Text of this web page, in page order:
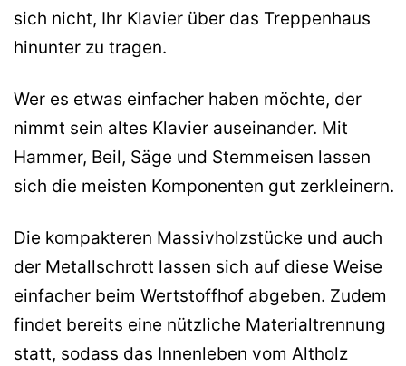
sich nicht, Ihr Klavier über das Treppenhaus
hinunter zu tragen.
Wer es etwas einfacher haben möchte, der
nimmt sein altes Klavier auseinander. Mit
Hammer, Beil, Säge und Stemmeisen lassen
sich die meisten Komponenten gut zerkleinern.
Die kompakteren Massivholzstücke und auch
der Metallschrott lassen sich auf diese Weise
einfacher beim Wertstoffhof abgeben. Zudem
findet bereits eine nützliche Materialtrennung
statt, sodass das Innenleben vom Altholz